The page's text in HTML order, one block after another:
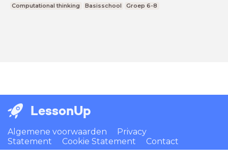
Computational thinking Basisschool Groep 6-8
LessonUp
Algemene voorwaarden
Privacy
Statement
Cookie Statement Contact